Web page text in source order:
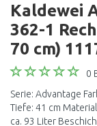
Kaldewei
362-1
70 cm)
0
Serie: Advantage
Tiefe: 41 cm
ca. 93 Liter